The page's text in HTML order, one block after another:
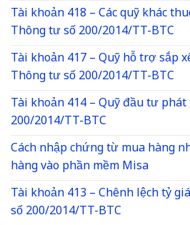
Tài khoản 418 – Các quỹ khác
Thông tư số 200/2014/TT-BTC
Tài khoản 417 – Quỹ hỗ trợ sắp
Thông tư số 200/2014/TT-BTC
Tài khoản 414 – Quỹ đầu tư
200/2014/TT-BTC
Cách nhập chứng từ mua hàng
hàng vào phần mềm Misa
Tài khoản 413 – Chênh lệch tỷ
số 200/2014/TT-BTC